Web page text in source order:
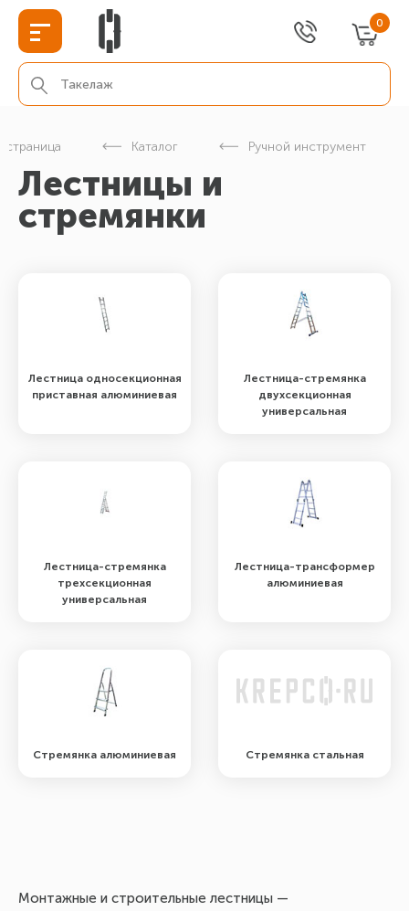
0
страница Каталог Ручной инструмент
Лестницы и
стремянки
Лестница односекционная
приставная алюминиевая
Лестница-стремянка
двухсекционная
универсальная
Лестница-стремянка
трехсекционная
универсальная
Лестница-трансформер
алюминиевая
Стремянка алюминиевая Стремянка стальная
Монтажные и строительные лестницы —